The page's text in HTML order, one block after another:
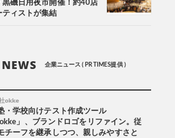
黒磯日用夜市開催！約40店
ティストが集結
企業ニュース ( PR TIMES提供 )
okke
・学校向けテスト作成ツール
」、ブランドロゴをリファイン。従
チーフを継承しつつ、親しみやすさと